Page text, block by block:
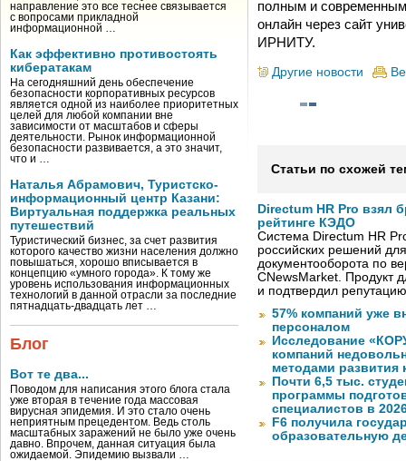
направление это все теснее связывается
с вопросами прикладной
информационной …
Как эффективно противостоять
кибератакам
На сегодняшний день обеспечение
безопасности корпоративных ресурсов
является одной из наиболее приоритетных
целей для любой компании вне
зависимости от масштабов и сферы
деятельности. Рынок информационной
безопасности развивается, а это значит,
что и …
Наталья Абрамович, Туристско-
информационный центр Казани:
Виртуальная поддержка реальных
путешествий
Туристический бизнес, за счет развития
которого качество жизни населения должно
повышаться, хорошо вписывается в
концепцию «умного города». К тому же
уровень использования информационных
технологий в данной отрасли за последние
пятнадцать-двадцать лет …
Блог
Вот те два...
Поводом для написания этого блога стала
уже вторая в течение года массовая
вирусная эпидемия. И это стало очень
неприятным прецедентом. Ведь столь
масштабных заражений не было уже очень
давно. Впрочем, данная ситуация была
ожидаемой. Эпидемию вызвали …
полным и
онлайн через сайт
ИРНИТУ.
Другие новости
Статьи по схожей
Directum HR Pro взял
рейтинге КЭДО
Система Directum HR
российских решений
документооборота по
CNewsMarket. Продукт
и подтвердил
57% компаний уже
персоналом
Исследование
компаний
методами развития
Почти 6,5 тыс.
программы
специалистов в
F6 получила
образовательную